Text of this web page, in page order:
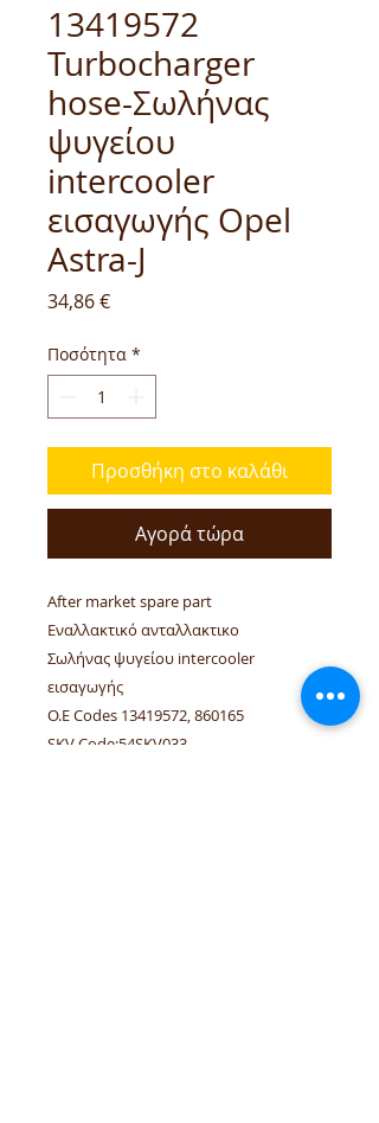
13419572
Turbocharger
hose-Σωλήνας
ψυγείου
intercooler
εισαγωγής Opel
Astra-J
34,86 €Τιμή
Ποσότητα *
Προσθήκη στο καλάθι
Αγορά τώρα
After market spare part
Εναλλακτικό ανταλλακτικο
Σωλήνας ψυγείου intercooler
εισαγωγής
O.E Codes 13419572, 860165
SKV Code:54SKV033